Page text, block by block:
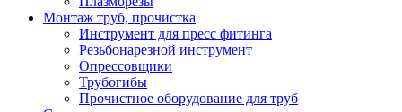
Монтаж труб, прочистка
Инструмент для пресс фитинга
Резьбонарезной инструмент
Опрессовщики
Трубогибы
Прочистное оборудование для труб